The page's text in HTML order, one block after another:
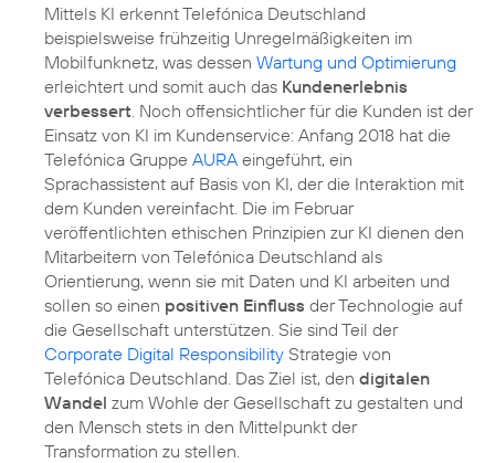
Mittels KI erkennt Telefónica Deutschland
beispielsweise frühzeitig Unregelmäßigkeiten im
Mobilfunknetz, was dessen Wartung und Optimierung
erleichtert und somit auch das Kundenerlebnis
verbessert . Noch offensichtlicher für die Kunden ist der
Einsatz von KI im Kundenservice: Anfang 2018 hat die
Telefónica Gruppe AURA eingeführt, ein
Sprachassistent auf Basis von KI, der die Interaktion mit
dem Kunden vereinfacht. Die im Februar
veröffentlichten ethischen Prinzipien zur KI dienen den
Mitarbeitern von Telefónica Deutschland als
Orientierung, wenn sie mit Daten und KI arbeiten und
sollen so einen positiven Einfluss der Technologie auf
die Gesellschaft unterstützen. Sie sind Teil der
Corporate Digital Responsibility Strategie von
Telefónica Deutschland. Das Ziel ist, den digitalen
Wandel zum Wohle der Gesellschaft zu gestalten und
den Mensch stets in den Mittelpunkt der
Transformation zu stellen.